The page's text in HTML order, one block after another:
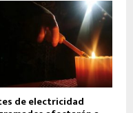
de electricidad